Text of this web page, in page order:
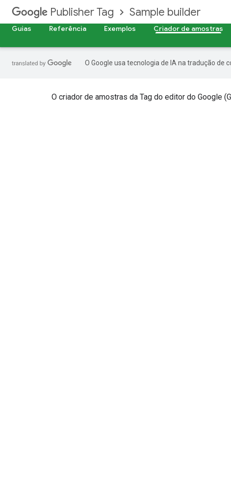
Publisher Tag Sample builder
Guias
Referência Exemplos Criador de amostras
O Google usa tecnologia de IA na tradução de
O criador de amostras da Tag do editor do Google